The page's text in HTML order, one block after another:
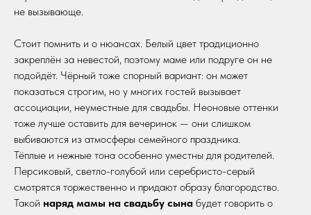
не вызывающе.
Стоит помнить и о нюансах. Белый цвет традиционно
закреплён за невестой, поэтому маме или подруге он не
подойдёт. Чёрный тоже спорный вариант: он может
показаться строгим, но у многих гостей вызывает
ассоциации, неуместные для свадьбы. Неоновые оттенки
тоже лучше оставить для вечеринок — они слишком
выбиваются из атмосферы семейного праздника.
Тёплые и нежные тона особенно уместны для родителей.
Персиковый, светло-голубой или серебристо-серый
смотрятся торжественно и придают образу благородство.
Такой наряд мамы на свадьбу сына будет говорить о